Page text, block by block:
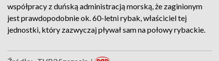
współpracy z duńską administracją morską, że zaginionym
jest prawdopodobnie ok. 60-letni rybak, właściciel tej
jednostki, który zazwyczaj pływał sam na połowy rybackie.